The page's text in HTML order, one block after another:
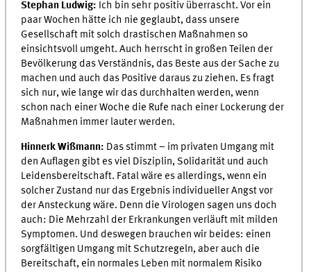
Stephan Ludwig: Ich bin sehr positiv überrascht. Vor ein
paar Wochen hätte ich nie geglaubt, dass unsere
Gesellschaft mit solch drastischen Maßnahmen so
einsichtsvoll umgeht. Auch herrscht in großen Teilen der
Bevölkerung das Verständnis, das Beste aus der Sache zu
machen und auch das Positive daraus zu ziehen. Es fragt
sich nur, wie lange wir das durchhalten werden, wenn
schon nach einer Woche die Rufe nach einer Lockerung der
Maßnahmen immer lauter werden.
Hinnerk Wißmann: Das stimmt – im privaten Umgang mit
den Auflagen gibt es viel Disziplin, Solidarität und auch
Leidensbereitschaft. Fatal wäre es allerdings, wenn ein
solcher Zustand nur das Ergebnis individueller Angst vor
der Ansteckung wäre. Denn die Virologen sagen uns doch
auch: Die Mehrzahl der Erkrankungen verläuft mit milden
Symptomen. Und deswegen brauchen wir beides: einen
sorgfältigen Umgang mit Schutzregeln, aber auch die
Bereitschaft, ein normales Leben mit normalem Risiko